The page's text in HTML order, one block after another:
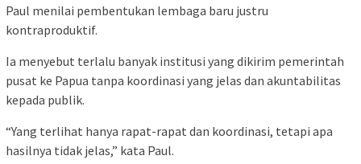
Paul menilai pembentukan lembaga baru justru
kontraproduktif.
Ia menyebut terlalu banyak institusi yang dikirim pemerintah
pusat ke Papua tanpa koordinasi yang jelas dan akuntabilitas
kepada publik.
“Yang terlihat hanya rapat-rapat dan koordinasi, tetapi apa
hasilnya tidak jelas,” kata Paul.